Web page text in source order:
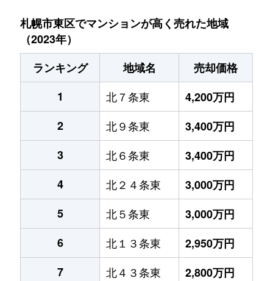
札幌市東区でマンションが高く売れた地域
（2023年）
ランキング
地域名
売却価格
1
北７条東
4,200万円
2
北９条東
3,400万円
3
北６条東
3,400万円
4
北２４条東
3,000万円
5
北５条東
3,000万円
6
北１３条東
2,950万円
7
北４３条東
2,800万円